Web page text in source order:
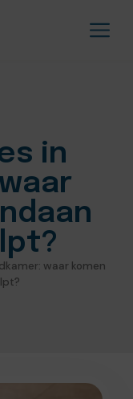
in
waar komen